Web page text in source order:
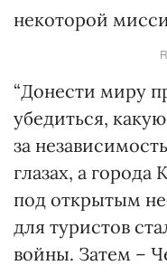
некоторой
“Донести миру
убедиться,
за
глазах, а
под открытым
для туристов
войны. Затем –